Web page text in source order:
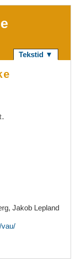
Tekstid ▼
Jakob Lepland
vau/